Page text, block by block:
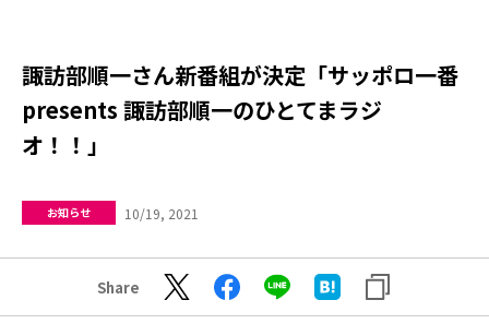
諏訪部順一さん新番組が決定「サッポロ一番
presents 諏訪部順一のひとてまラジ
オ！！」
お知らせ 10/19, 2021
Share